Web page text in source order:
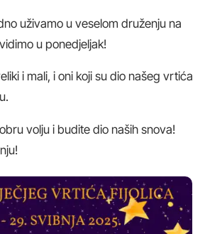
uživamo u veselom druženju na
u ponedjeljak!
i mali, i oni koji su dio našeg vrtića
volju i budite dio naših snova!